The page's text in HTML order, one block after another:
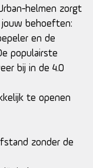
helmen zorgt
jouw behoeften:
en de
populairste
bij in de 4.0
te openen
zonder de